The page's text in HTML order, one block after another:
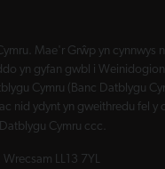
Mae'r Grŵp yn
yn gyfan gwbl i
Cymru (Banc Datblygu
nid ydynt yn gweithredu fel y
Cymru ccc.
LL13 7YL